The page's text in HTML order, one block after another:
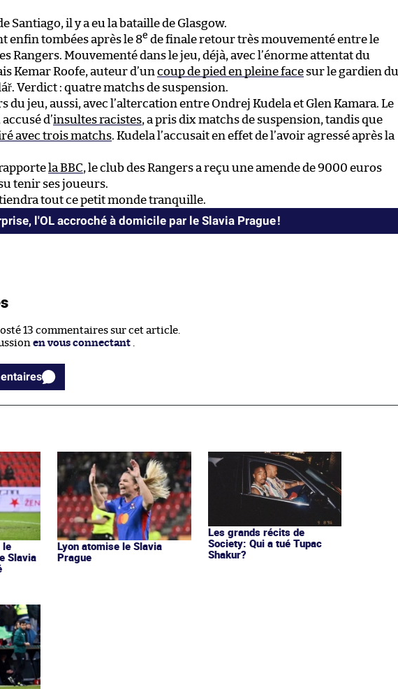
Santiago, il y a eu la bataille de Glasgow.
enfin tombées après le 8e de finale retour très mouvementé entre le
Rangers. Mouvementé dans le jeu, déjà, avec l’énorme attentat du
Kemar Roofe, auteur d’un coup de pied en pleine face sur le gardien du
Verdict : quatre matchs de suspension.
du jeu, aussi, avec l’altercation entre Ondrej Kudela et Glen Kamara. Le
d’insultes racistes, a pris dix matchs de suspension, tandis que
avec trois matchs. Kudela l’accusait en effet de l’avoir agressé après la
la BBC, le club des Rangers a reçu une amende de 9000 euros
tenir ses joueurs.
tout ce petit monde tranquille.
l'OL accroché à domicile par le Slavia Prague !
13 commentaires sur cet article.
en vous connectant .
le
Slavia
Lyon atomise le Slavia
Prague
Les grands récits de
Society: Qui a tué Tupac
Shakur?